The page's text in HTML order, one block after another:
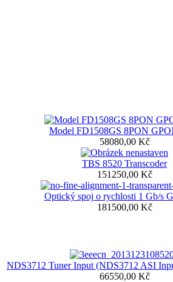
Model FD1508GS 8PON
58080,00 Kč
TBS 8520 Transcoder
151250,00 Kč
Optický spoj o rychlosti 1 Gb/s
181500,00 Kč
NDS3712 Tuner Input (NDS3712 ASI
66550,00 Kč